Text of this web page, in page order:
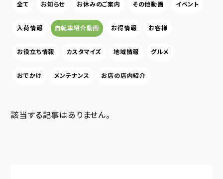
全て お知らせ お休みのご案内 その他動画 イベント
入荷情報 自転車紹介動画 お得情報 お客様
お役立ち情報 カスタマイズ 地域情報 グルメ
おでかけ メンテナンス お店の店内紹介
該当する記事はありません。